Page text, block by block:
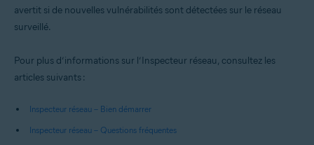
avertit si de nouvelles vulnérabilités sont détectées sur le réseau
surveillé.
Pour plus d’informations sur l’Inspecteur réseau, consultez les
articles suivants :
Inspecteur réseau – Bien démarrer
Inspecteur réseau – Questions fréquentes